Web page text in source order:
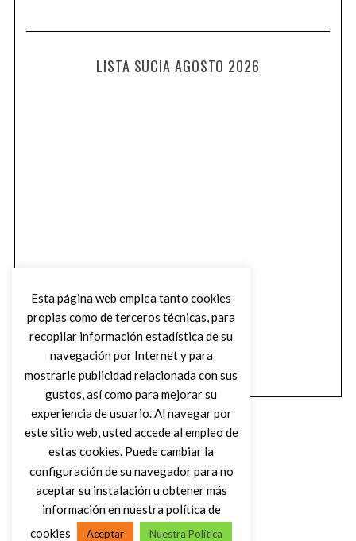
LISTA SUCIA AGOSTO 2026
Esta página web emplea tanto cookies
propias como de terceros técnicas, para
recopilar información estadística de su
navegación por Internet y para
mostrarle publicidad relacionada con sus
gustos, así como para mejorar su
experiencia de usuario. Al navegar por
este sitio web, usted accede al empleo de
estas cookies. Puede cambiar la
configuración de su navegador para no
aceptar su instalación u obtener más
información en nuestra política de
cookies
Aceptar Nuestra Política